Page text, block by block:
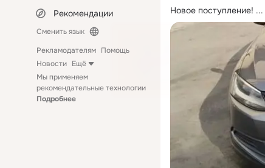
Рекомендации
Сменить язык
Рекламодателям Помощь
Новости Ещё
Мы применяем
рекомендательные технологии
Подробнее
Новое поступление! ...